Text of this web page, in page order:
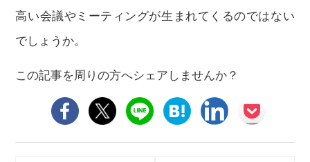
高い会議やミーティングが生まれてくるのではない
でしょうか。
この記事を周りの方へシェアしませんか？